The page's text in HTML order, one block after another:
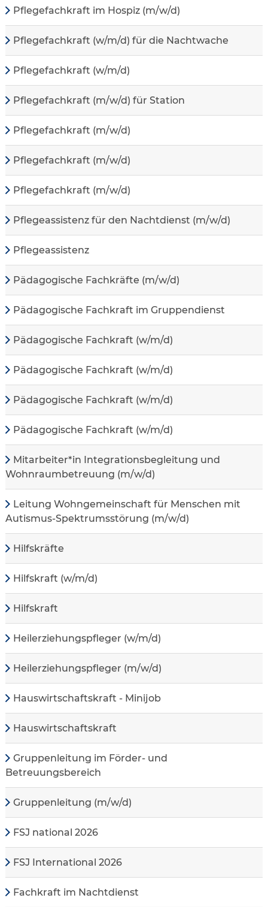
Pflegefachkraft im Hospiz (m/w/d)
Pflegefachkraft (w/m/d) für die Nachtwache
Pflegefachkraft (w/m/d)
Pflegefachkraft (m/w/d) für Station
Pflegefachkraft (m/w/d)
Pflegefachkraft (m/w/d)
Pflegefachkraft (m/w/d)
Pflegeassistenz für den Nachtdienst (m/w/d)
Pflegeassistenz
Pädagogische Fachkräfte (m/w/d)
Pädagogische Fachkraft im Gruppendienst
Pädagogische Fachkraft (w/m/d)
Pädagogische Fachkraft (w/m/d)
Pädagogische Fachkraft (w/m/d)
Pädagogische Fachkraft (w/m/d)
Mitarbeiter*in Integrationsbegleitung und
Wohnraumbetreuung (m/w/d)
Leitung Wohngemeinschaft für Menschen mit
Autismus-Spektrumsstörung (m/w/d)
Hilfskräfte
Hilfskraft (w/m/d)
Hilfskraft
Heilerziehungspfleger (w/m/d)
Heilerziehungspfleger (m/w/d)
Hauswirtschaftskraft - Minijob
Hauswirtschaftskraft
Gruppenleitung im Förder- und
Betreuungsbereich
Gruppenleitung (m/w/d)
FSJ national 2026
FSJ International 2026
Fachkraft im Nachtdienst